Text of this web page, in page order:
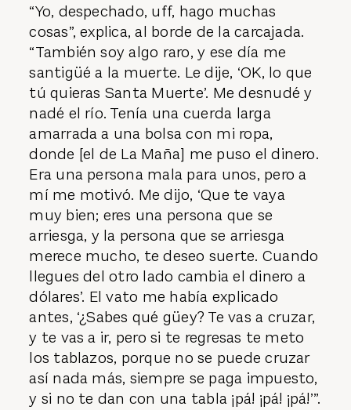
“Yo, despechado, uff, hago muchas
cosas”, explica, al borde de la carcajada.
“También soy algo raro, y ese día me
santigüé a la muerte. Le dije, ‘OK, lo que
tú quieras Santa Muerte’. Me desnudé y
nadé el río. Tenía una cuerda larga
amarrada a una bolsa con mi ropa,
donde [el de La Maña] me puso el dinero.
Era una persona mala para unos, pero a
mí me motivó. Me dijo, ‘Que te vaya
muy bien; eres una persona que se
arriesga, y la persona que se arriesga
merece mucho, te deseo suerte. Cuando
llegues del otro lado cambia el dinero a
dólares’. El vato me había explicado
antes, ‘¿Sabes qué güey? Te vas a cruzar,
y te vas a ir, pero si te regresas te meto
los tablazos, porque no se puede cruzar
así nada más, siempre se paga impuesto,
y si no te dan con una tabla ¡pá! ¡pá! ¡pá!’”.